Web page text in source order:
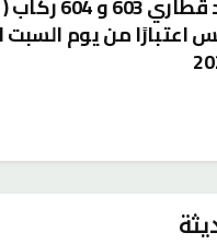
اعتبارًا من يوم السبت